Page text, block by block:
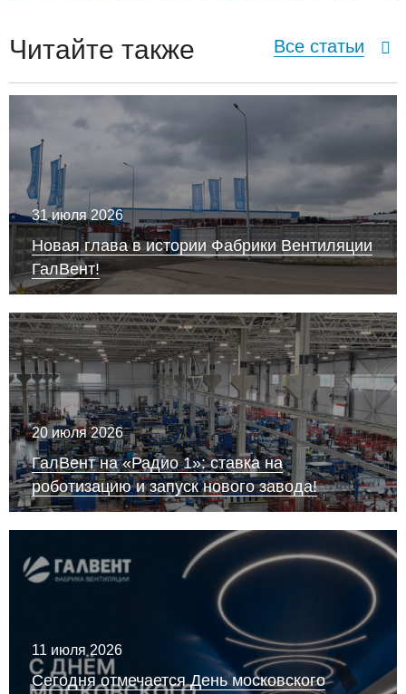
Читайте также Все статьи
31 июля 2026
Новая глава в истории Фабрики Вентиляции
ГалВент!
20 июля 2026
ГалВент на «Радио 1»: ставка на
роботизацию и запуск нового завода!
11 июля 2026
Сегодня отмечается День московского